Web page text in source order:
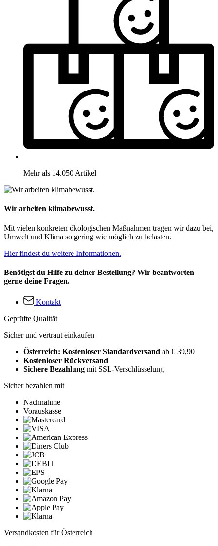
Mehr als 14.050 Artikel
Wir arbeiten klimabewusst.
Mit vielen konkreten ökologischen Maßnahmen tragen wir dazu bei,
Umwelt und Klima so gering wie möglich zu belasten.
Hier findest du weitere Informationen.
Benötigst du Hilfe zu deiner Bestellung? Wir beantworten
gerne deine Fragen.
Kontakt
Geprüfte Qualität
Sicher und vertraut einkaufen
Österreich: Kostenloser Standardversand ab € 39,90
Kostenloser Rückversand
Sichere Bezahlung mit SSL-Verschlüsselung
Sicher bezahlen mit
Nachnahme
Vorauskasse
Versandkosten für Österreich